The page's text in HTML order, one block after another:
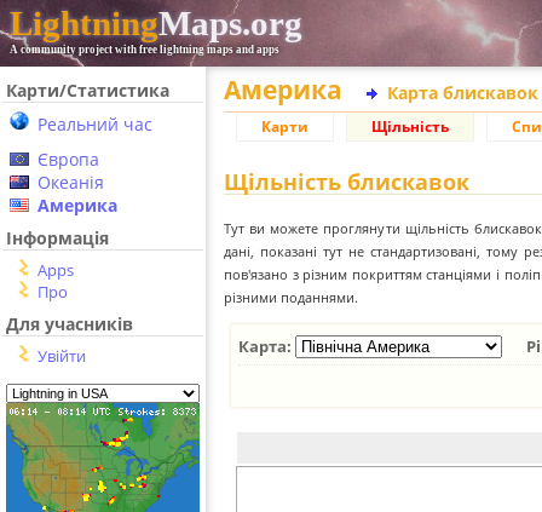
LightningMaps.org
A community project with free lightning maps and apps
Карти/Статистика
Реальний час
Європа
Океанія
Америка
Інформація
Apps
Про
Для учасників
Увійти
Америка Карта
Карти Щільність
Щільність блискавок
Тут ви можете проглянути щільність
дані, показані тут не стандартизовані, тому
пов'язано з різним покриттям станціями і
різними поданнями.
Карта: